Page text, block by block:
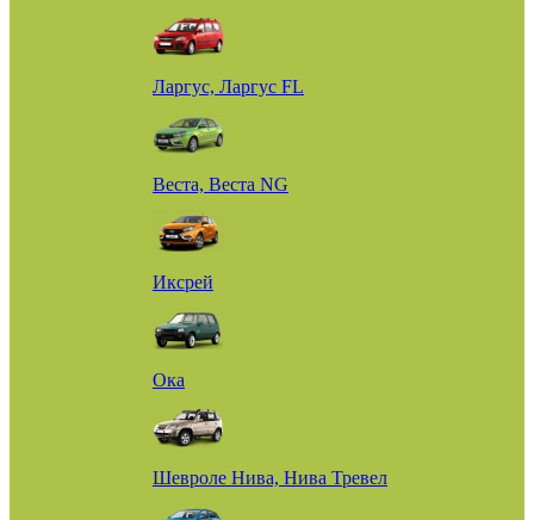
Ларгус, Ларгус FL
Веста, Веста NG
Иксрей
Ока
Шевроле Нива, Нива Тревел